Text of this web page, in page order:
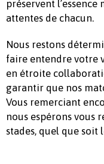
préservent
attentes de chacun.
Nous restons
faire entendre votre
en étroite
garantir que nos
Vous remerciant
nous espérons vous
stades, quel que soit